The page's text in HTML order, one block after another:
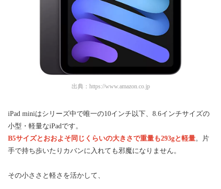
出典： https://www.amazon.co.jp
iPad miniはシリーズ中で唯一の10インチ以下、8.6インチサイズの
小型・軽量なiPadです。
B5サイズとおおよそ同じくらいの大きさで重量も293gと軽量。片
手で持ち歩いたりカバンに入れても邪魔になりません。
その小ささと軽さを活かして、